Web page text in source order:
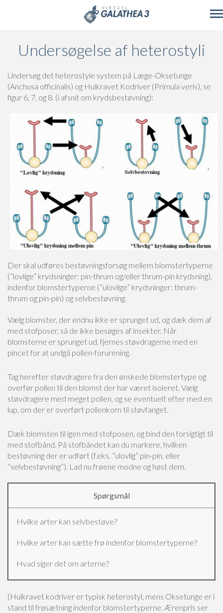
Undersøgelse af heterostyli
Undersøg det heterostyle system på Læge-Oksetunge
(Anchusa officinalis) og Hulkravet Kodriver (Primula veris), se
figur 6, 7, og 8. (i afsnit om krydsbestøvning):
Der skal udføres bestøvningsforsøg mellem blomstertyperne
(”lovlige” krydsninger: pin-thrum og/eller thrum-pin krydsning),
indenfor blomstertyperne (”ulovlige” krydsninger: thrum-
thrum og pin-pin) og selvbestøvning.
Vælg blomster, der endnu ikke er sprunget ud, og dæk dem af
med stofposer, så de ikke besøges af insekter. Når
blomsterne er sprunget ud, fjernes støvdragerne med en
pincet for at undgå pollen-forurening.
Tag herefter støvdragere fra den ønskede blomstertype og
overfør pollen til den blomst der har været isoleret. Vælg
støvdragere med meget pollen, og se eventuelt efter med en
lup, om der er overført pollenkorn til støvfanget.
Dæk blomsten til igen med stofposen, og bind den forsigtigt til
med stofbånd. På stofbåndet kan du markere, hvilken
bestøvning der er udført (f.eks. ”ulovlig” pin-pin, eller
”selvbestøvning”). Lad nu frøene modne og høst dem.
Spørgsmål
Hvilke arter kan selvbestøve?
Hvilke arter kan sætte frø indenfor blomstertyperne?
Hvad siger det om arterne?
(Hulkravet kodriver er typisk heterostyl, mens Oksetunge er i
stand til frøsætning indenfor blomstertyperne. Ærenpris ser